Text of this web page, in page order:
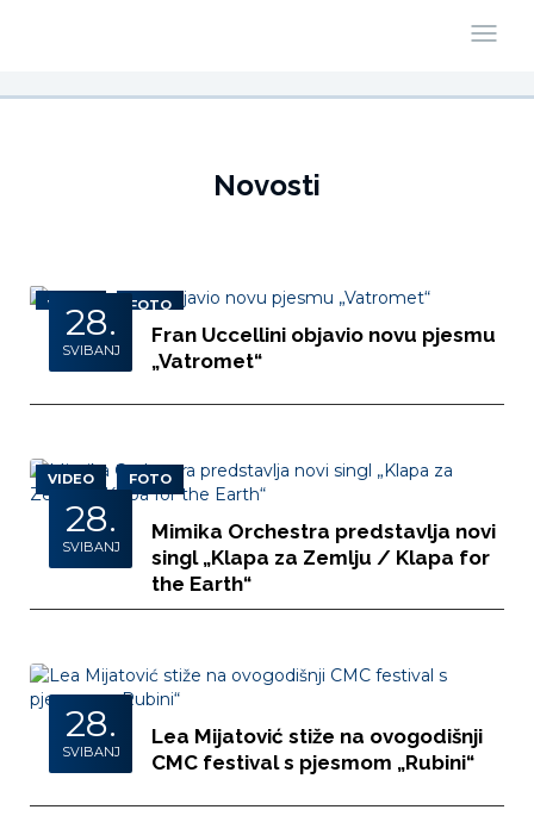
Novosti
VIDEO FOTO
28.
SVIBANJ
Fran Uccellini objavio novu pjesmu
„Vatromet“
VIDEO FOTO
28.
SVIBANJ
Mimika Orchestra predstavlja novi
singl „Klapa za Zemlju / Klapa for
the Earth“
28.
SVIBANJ
Lea Mijatović stiže na ovogodišnji
CMC festival s pjesmom „Rubini“